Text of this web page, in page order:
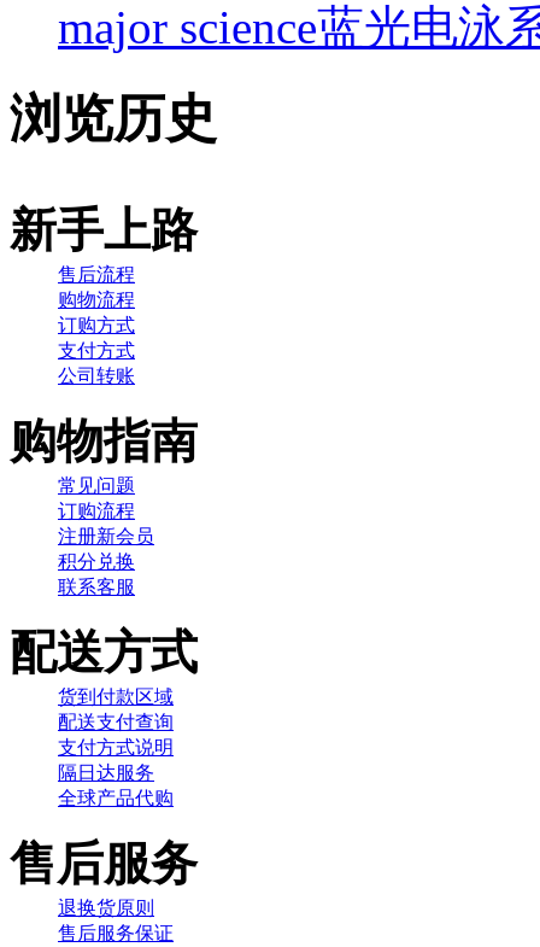
major science蓝光电泳
浏览历史
新手上路
售后流程
购物流程
订购方式
支付方式
公司转账
购物指南
常见问题
订购流程
注册新会员
积分兑换
联系客服
配送方式
货到付款区域
配送支付查询
支付方式说明
隔日达服务
全球产品代购
售后服务
退换货原则
售后服务保证